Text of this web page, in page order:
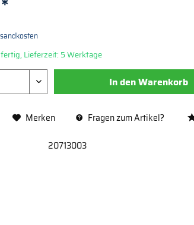
Lieferzeit: 5 Werktage
In denWarenkorb
Merken Fragen zum Artikel?
20713003